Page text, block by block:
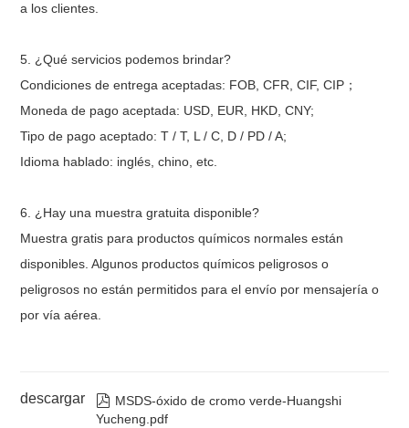
a los clientes.
5. ¿Qué servicios podemos brindar?
Condiciones de entrega aceptadas: FOB, CFR, CIF, CIP ；
Moneda de pago aceptada: USD, EUR, HKD, CNY;
Tipo de pago aceptado: T / T, L / C, D / PD / A;
Idioma hablado: inglés, chino, etc.
6. ¿Hay una muestra gratuita disponible?
Muestra gratis para productos químicos normales están
disponibles. Algunos productos químicos peligrosos o
peligrosos no están permitidos para el envío por mensajería o
por vía aérea.
descargar  MSDS-óxido de cromo verde-Huangshi
Yucheng.pdf